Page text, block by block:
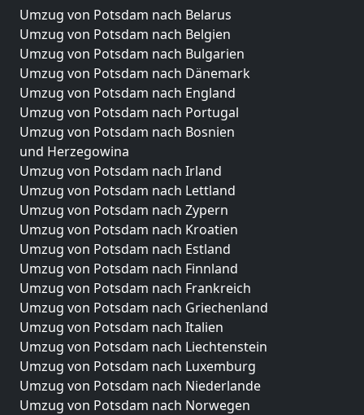
Umzug von Potsdam nach Belarus
Umzug von Potsdam nach Belgien
Umzug von Potsdam nach Bulgarien
Umzug von Potsdam nach Dänemark
Umzug von Potsdam nach England
Umzug von Potsdam nach Portugal
Umzug von Potsdam nach Bosnien
und Herzegowina
Umzug von Potsdam nach Irland
Umzug von Potsdam nach Lettland
Umzug von Potsdam nach Zypern
Umzug von Potsdam nach Kroatien
Umzug von Potsdam nach Estland
Umzug von Potsdam nach Finnland
Umzug von Potsdam nach Frankreich
Umzug von Potsdam nach Griechenland
Umzug von Potsdam nach Italien
Umzug von Potsdam nach Liechtenstein
Umzug von Potsdam nach Luxemburg
Umzug von Potsdam nach Niederlande
Umzug von Potsdam nach Norwegen